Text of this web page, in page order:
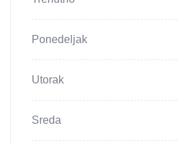
Ponedeljak
Utorak
Sreda